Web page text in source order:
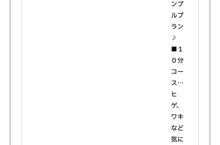
ンプ
ルプ
ラン
♪
■１
０分
コー
ス…
ヒ
ゲ、
ワキ
など
気に